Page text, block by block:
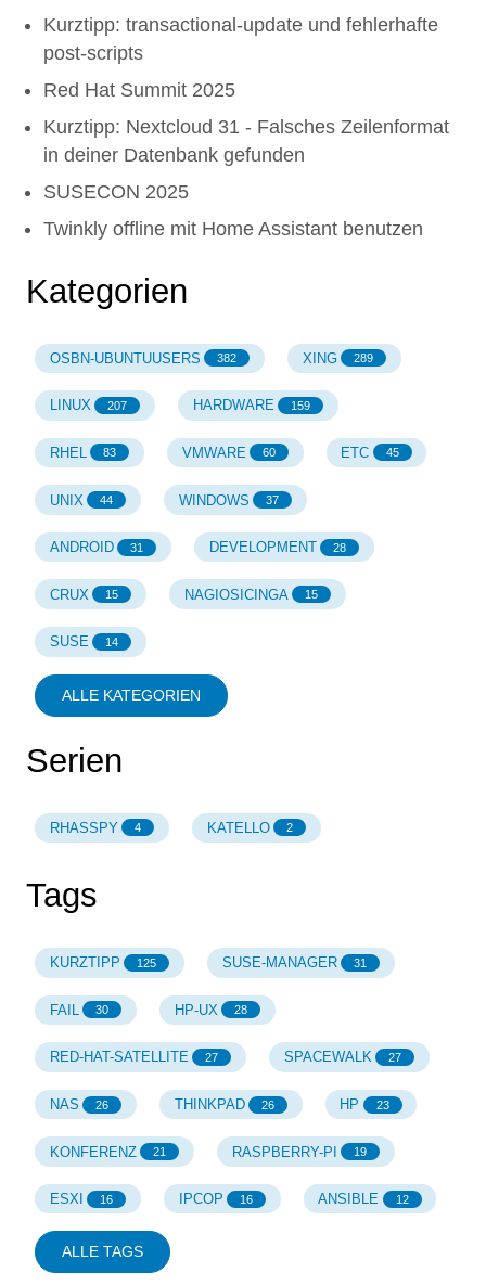
Kurztipp: transactional-update und fehlerhafte
post-scripts
Red Hat Summit 2025
Kurztipp: Nextcloud 31 - Falsches Zeilenformat
in deiner Datenbank gefunden
SUSECON 2025
Twinkly offline mit Home Assistant benutzen
Kategorien
OSBN-UBUNTUUSERS 382 XING 289
LINUX 207 HARDWARE 159
RHEL 83 VMWARE 60 ETC 45
UNIX 44 WINDOWS 37
ANDROID 31 DEVELOPMENT 28
CRUX 15 NAGIOSICINGA 15
SUSE 14
ALLE KATEGORIEN
Serien
RHASSPY 4 KATELLO 2
Tags
KURZTIPP 125 SUSE-MANAGER 31
FAIL 30 HP-UX 28
RED-HAT-SATELLITE 27 SPACEWALK 27
NAS 26 THINKPAD 26 HP 23
KONFERENZ 21 RASPBERRY-PI 19
ESXI 16 IPCOP 16 ANSIBLE 12
ALLE TAGS